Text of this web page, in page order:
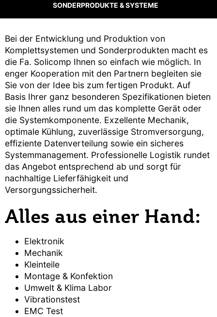
SONDERPRODUKTE & SYSTEME
Bei der Entwicklung und Produktion von
Komplettsystemen und Sonderprodukten macht es
die Fa. Solicomp Ihnen so einfach wie möglich. In
enger Kooperation mit den Partnern begleiten sie
Sie von der Idee bis zum fertigen Produkt. Auf
Basis Ihrer ganz besonderen Spezifikationen bieten
sie Ihnen alles rund um das komplette Gerät oder
die Systemkomponente. Exzellente Mechanik,
optimale Kühlung, zuverlässige Stromversorgung,
effiziente Datenverteilung sowie ein sicheres
Systemmanagement. Professionelle Logistik rundet
das Angebot entsprechend ab und sorgt für
nachhaltige Lieferfähigkeit und
Versorgungssicherheit.
Alles aus einer Hand:
Elektronik
Mechanik
Kleinteile
Montage & Konfektion
Umwelt & Klima Labor
Vibrationstest
EMC Test